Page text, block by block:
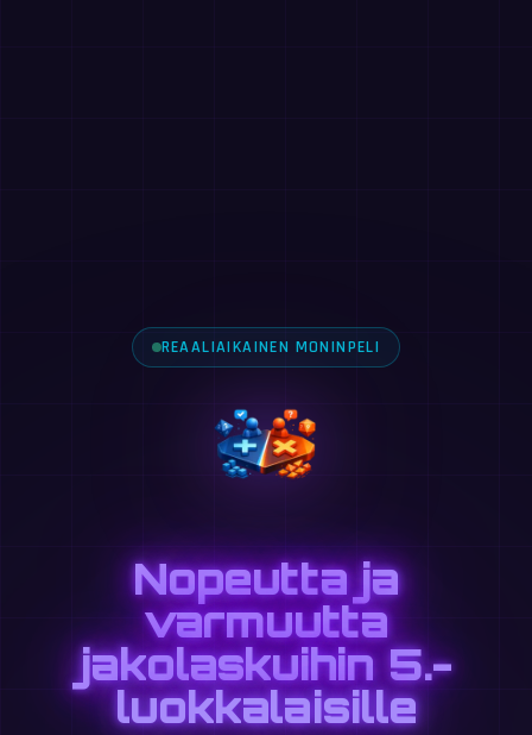
REAALIAIKAINEN MONINPELI
Nopeutta ja
varmuutta
jakolaskuihin 5.-
luokkalaisille